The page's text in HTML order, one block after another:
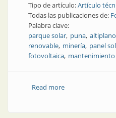
Tipo de artículo:Artículo
Todas las publicaciones de:
Palabra clave:
parque solar puna altiplano
renovable minería panel
fotovoltaica mantenimiento
Read moreabout Parques